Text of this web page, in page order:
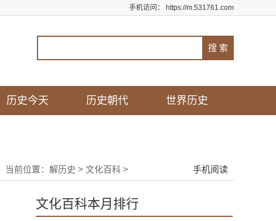
手机访问： https://m.531761.com
历史今天 历史朝代 世界历史
当前位置： 解历史 > 文化百科 > 手机阅读
文化百科本月排行